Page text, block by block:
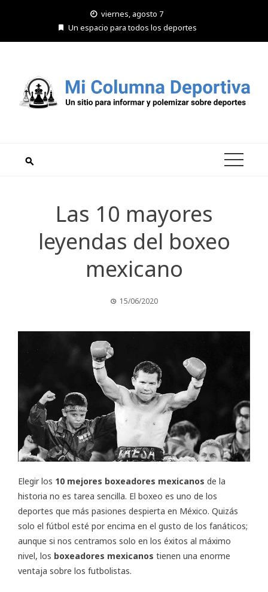
viernes, agosto 7
Un espacio para todos los deportes
Las 10 mayores
leyendas del boxeo
mexicano
15/06/2020
Elegir los 10 mejores boxeadores mexicanos de la
historia no es tarea sencilla. El boxeo es uno de los
deportes que más pasiones despierta en México. Quizás
solo el fútbol esté por encima en el gusto de los fanáticos;
aunque si nos centramos solo en los éxitos al máximo
nivel, los boxeadores mexicanos tienen una enorme
ventaja sobre los futbolistas.